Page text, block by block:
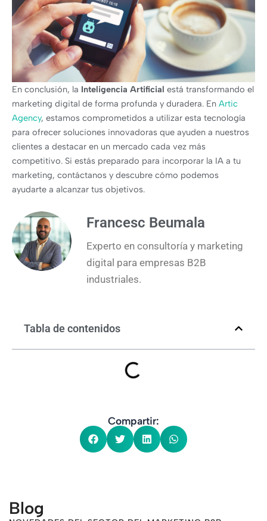
En conclusión, la Inteligencia Artificial está transformando el
marketing digital de forma profunda y duradera. En Artic
Agency, estamos comprometidos a utilizar esta tecnología
para ofrecer soluciones innovadoras que ayuden a nuestros
clientes a destacar en un mercado cada vez más
competitivo. Si estás preparado para incorporar la IA a tu
marketing, contáctanos y descubre cómo podemos
ayudarte a alcanzar tus objetivos.
Francesc Beumala
Experto en consultoría y marketing
digital para empresas B2B
industriales.
Tabla de contenidos
Compartir:
Blog